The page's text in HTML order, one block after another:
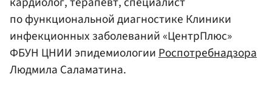
по функциональной диагностике Клиники
инфекционных заболеваний «ЦентрПлюс»
ФБУН ЦНИИ эпидемиологииРоспотребнадзора
Людмила Саламатина.